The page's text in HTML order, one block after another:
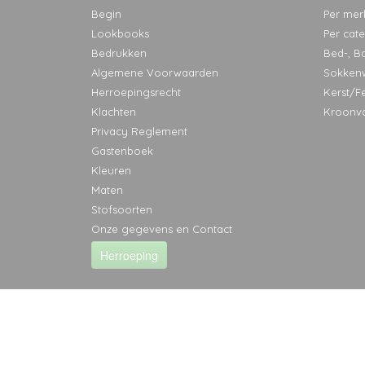
Begin
Lookbooks
Bedrukken
Algemene Voorwaarden
Herroepingsrecht
Klachten
Privacy Reglement
Gastenboek
Kleuren
Maten
Stofsoorten
Onze gegevens en Contact
Herroeping
Per
Per
Bed-,
Kerst/